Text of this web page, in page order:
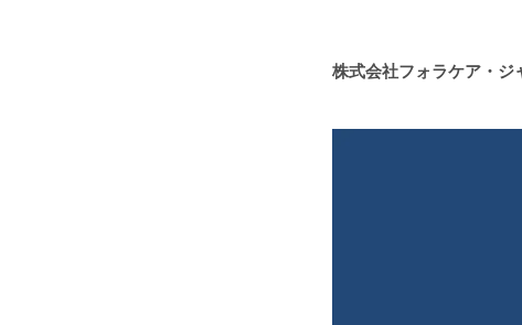
株式会社フォラケア・ジ